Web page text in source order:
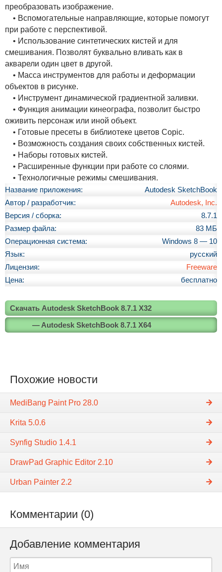
преобразовать изображение.
• Вспомогательные направляющие, которые помогут
при работе с перспективой.
• Использование синтетических кистей и для
смешивания. Позволят буквально вливать как в
акварели один цвет в другой.
• Масса инструментов для работы и деформации
объектов в рисунке.
• Инструмент динамической градиентной заливки.
• Функция анимации кинеографа, позволит быстро
оживить персонаж или иной объект.
• Готовые пресеты в библиотеке цветов Copic.
• Возможность создания своих собственных кистей.
• Наборы готовых кистей.
• Расширенные функции при работе со слоями.
• Технологичные режимы смешивания.
Название приложения:
Autodesk SketchBook
Автор / разработчик:
Autodesk, Inc.
Версия / сборка:
8.7.1
Размер файла:
83 МБ
Операционная система:
Windows 8 — 10
Язык:
русский
Лицензия:
Freeware
Цена:
бесплатно
Скачать Autodesk SketchBook 8.7.1 X32
— Autodesk SketchBook 8.7.1 X64
Похожие новости
MediBang Paint Pro 28.0
Krita 5.0.6
Synfig Studio 1.4.1
DrawPad Graphic Editor 2.10
Urban Painter 2.2
Комментарии (0)
Добавление комментария